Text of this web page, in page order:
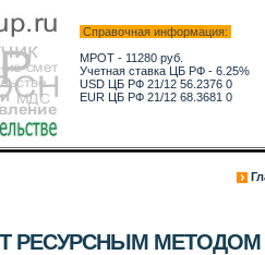
Справочная информация:
МРОТ - 11280 руб.
Учетная ставка ЦБ РФ - 6.25%
USD ЦБ РФ 21/12 56.2376 0
EUR ЦБ РФ 21/12 68.3681 0
РЕСУРСНЫМ МЕТОДОМ